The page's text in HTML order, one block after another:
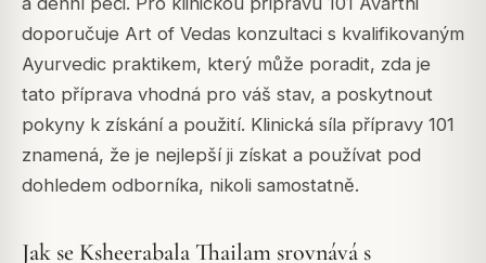
doporučuje Art of Vedas konzultaci s kvalifikovaným
Ayurvedic praktikem, který může poradit, zda je
tato příprava vhodná pro váš stav, a poskytnout
pokyny k získání a použití. Klinická síla přípravy 101
znamená, že je nejlepší ji získat a používat pod
dohledem odborníka, nikoli samostatně.
Jak se Ksheerabala Thailam srovnává s